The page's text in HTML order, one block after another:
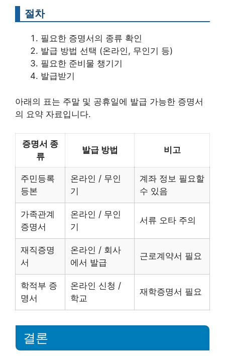
절차
필요한 증명서의 종류 확인
발급 방법 선택 (온라인, 무인기 등)
필요한 준비물 챙기기
발급받기
아래의 표는 주말 및 공휴일에 발급 가능한 증명서
의 요약 자료입니다.
증명서 종
류
발급 방법 비고
주민등록
등본
온라인 / 무인
기
계좌 정보 필요할
수 있음
가족관계
증명서
온라인 / 무인
기
서류 오타 주의
재직증명
서
온라인 / 회사
에서 발급
근로계약서 필요
학적부 증
명서
온라인 신청 /
학교
재학증명서 필요
결론